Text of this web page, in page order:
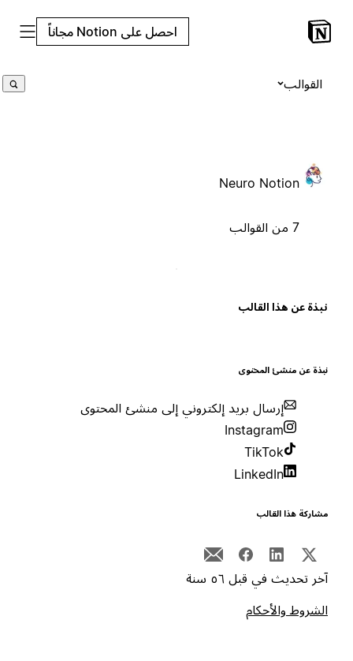
احصل على Notion مجاناً
القوالب
Neuro Notion
عن هذا القالب
عن منشئ المحتوى
إرسال بريد إلكتروني إلى منشئ المحتوى
Instagram
TikTok
LinkedIn
هذا القالب
تحديث في قبل ٥٦ سنة
والأحكام